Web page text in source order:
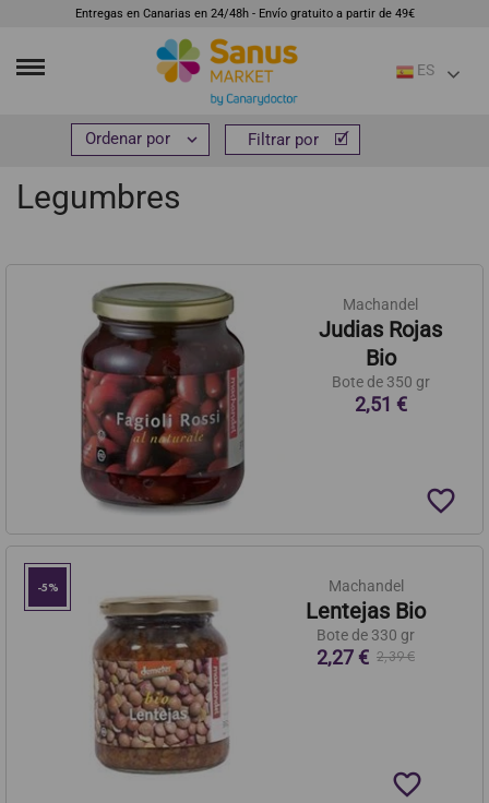
Entregas en Canarias en 24/48h - Envío gratuito a partir de 49€
ES
Alimentación Cereales, legumbres y pasta
Legumbres
 Filtrar por
Machandel
Judias Rojas
Bio
Bote de 350 gr
2,51 €
favorite_border
-5% Machandel
Lentejas Bio
Bote de 330 gr
2,27 € 2,39 €
favorite_border
 Filtrar por